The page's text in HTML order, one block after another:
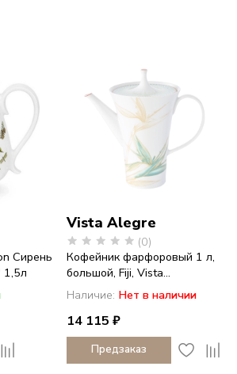
Сирень
1,5л
Vista Alegre
(0)
Кофейник фарфоровый 1 л,
большой, Fiji, Vista...
Наличие: Нет в наличии
14 115 ₽
Предзаказ